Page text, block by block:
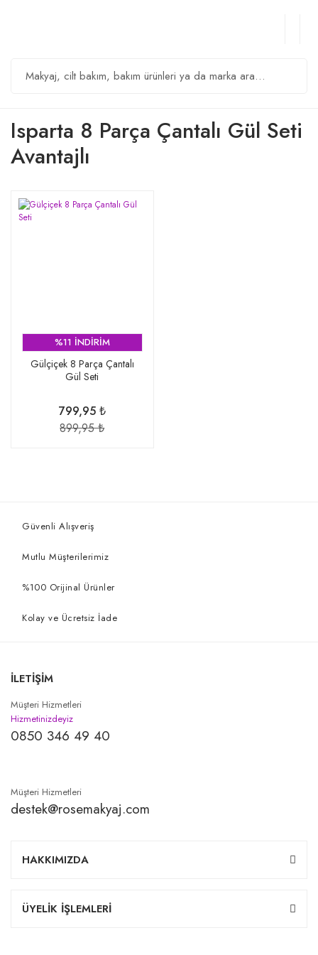
Isparta 8 Parça Çantalı Gül Seti
Avantajlı
%11 İNDİRİM
Gülçiçek 8 Parça Çantalı
Gül Seti
799,95 ₺
899,95 ₺
Güvenli Alışveriş
Mutlu Müşterilerimiz
%100 Orijinal Ürünler
Kolay ve Ücretsiz İade
İLETİŞİM
Müşteri Hizmetleri
Hizmetinizdeyiz
0850 346 49 40
Müşteri Hizmetleri
destek@rosemakyaj.com
HAKKIMIZDA
ÜYELİK İŞLEMLERİ